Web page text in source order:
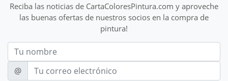
Reciba las noticias de CartaColoresPintura.com y aproveche
las buenas ofertas de nuestros socios en la compra de
pintura!
Nom
E-mail
@